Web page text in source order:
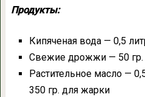
Продукты:
Кипяченая вода — 0,5
Свежие дрожжи — 50 гр.
Растительное масло —
350 гр. для жарки